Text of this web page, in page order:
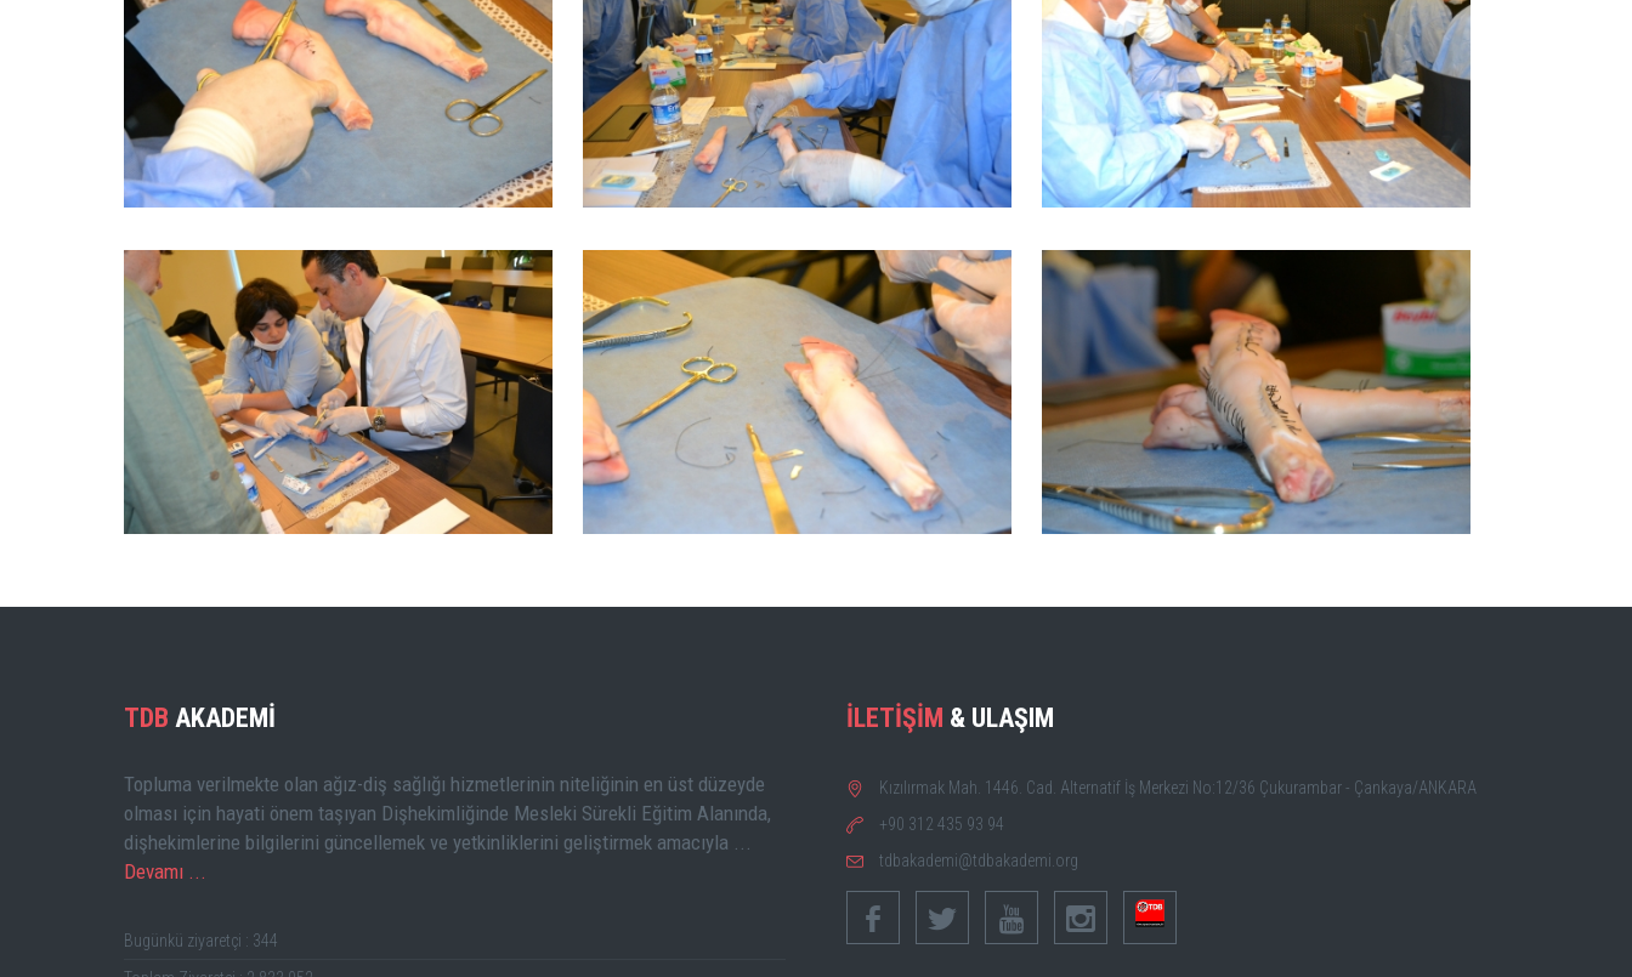
BÜYÜK GÖSTER BÜYÜK GÖSTER BÜYÜK GÖSTER
BÜYÜK GÖSTER BÜYÜK GÖSTER BÜYÜK GÖSTER
TDB AKADEMİ
Topluma verilmekte olan ağız-diş sağlığı hizmetlerinin niteliğinin en üst düzeyde
olması için hayati önem taşıyan Dişhekimliğinde Mesleki Sürekli Eğitim Alanında,
dişhekimlerine bilgilerini güncellemek ve yetkinliklerini geliştirmek amacıyla ...
Devamı ...
Bugünkü ziyaretçi : 344
İLETİŞİM & ULAŞIM
Kızılırmak Mah. 1446. Cad. Alternatif İş Merkezi No:12/36 Çukurambar - Çankaya/ANKARA
+90 312 435 93 94
tdbakademi@tdbakademi.org